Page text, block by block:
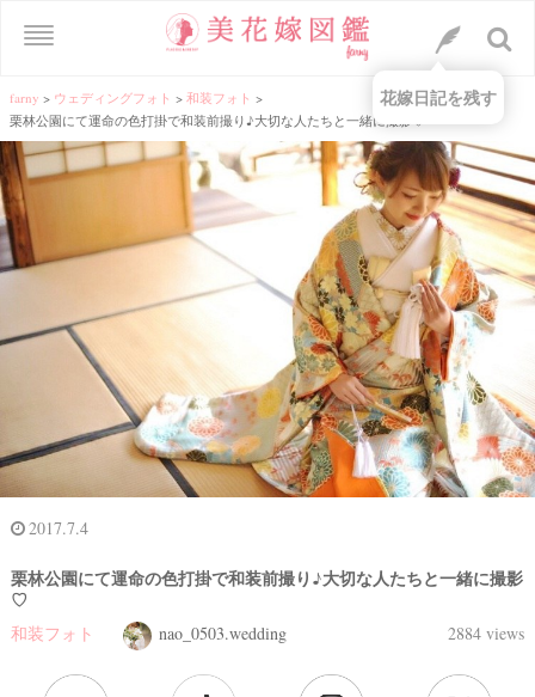
farny > ウェディングフォト > 和装フォト >
栗林公園にて運命の色打掛で和装前撮り♪大切な人たちと一緒に撮影♡
2017.7.4
栗林公園にて運命の色打掛で和装前撮り♪大切な人たちと一緒に撮影
♡
和装フォト nao_0503.wedding 2884 views
花嫁日記を残す